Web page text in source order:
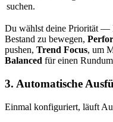
suchen.
Du wählst deine Priorität —
Bestand zu bewegen,
pushen, Trend Focus, um
Balanced für einen
3. Automatische
Einmal konfiguriert, läuft